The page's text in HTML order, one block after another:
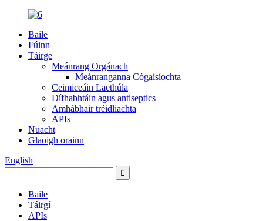
Baile
Fúinn
Táirge
Meánrang Orgánach
Meánranganna Cógaisíochta
Ceimiceáin Laethúla
Dífhabhtáin agus antiseptics
Amhábhair tréidliachta
APIs
Nuacht
Glaoigh orainn
English
Baile
Táirgí
APIs